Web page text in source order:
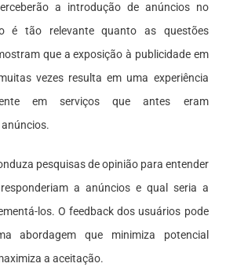
a introdução de anúncios no
é tão relevante quanto as questões
que a exposição à publicidade em
vezes resulta em uma experiência
em serviços que antes eram
pesquisas de opinião para entender
a anúncios e qual seria a
los. O feedback dos usuários pode
abordagem que minimiza potencial
a aceitação.